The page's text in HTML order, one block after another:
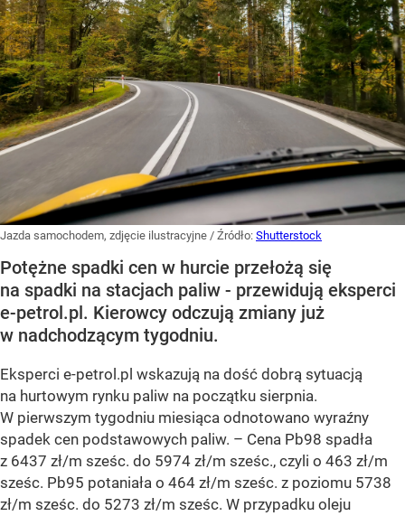
Jazda samochodem, zdjęcie ilustracyjne / Źródło: Shutterstock
Potężne spadki cen w hurcie przełożą się
na spadki na stacjach paliw - przewidują eksperci
e-petrol.pl. Kierowcy odczują zmiany już
w nadchodzącym tygodniu.
Eksperci e-petrol.pl wskazują na dość dobrą sytuacją
na hurtowym rynku paliw na początku sierpnia.
W pierwszym tygodniu miesiąca odnotowano wyraźny
spadek cen podstawowych paliw. – Cena Pb98 spadła
z 6437 zł/m sześc. do 5974 zł/m sześc., czyli o 463 zł/m
sześc. Pb95 potaniała o 464 zł/m sześc. z poziomu 5738
zł/m sześc. do 5273 zł/m sześc. W przypadku oleju